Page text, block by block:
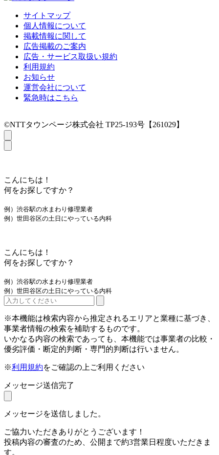
サイトマップ
個人情報について
掲載情報に関して
広告掲載のご案内
広告・サービス取扱い規約
利用規約
お知らせ
運営会社について
緊急時はこちら
©NTTタウンページ株式会社 TP25-193号【261029】
こんにちは！
何をお探しですか？
例）渋谷駅の水まわり修理業者
例）世田谷区の土日にやっている内科
こんにちは！
何をお探しですか？
例）渋谷駅の水まわり修理業者
例）世田谷区の土日にやっている内科
※本機能は検索内容から推定されるエリアと業種に基づき、
事業者情報の検索を補助するものです。
いかなる内容の検索であっても、本機能では事業者の比較・
優劣評価・断定的判断・専門的判断は行いません。
※利用規約をご確認の上ご利用ください
メッセージ送信完了
メッセージを送信しました。
ご協力いただきありがとうございます！
投稿内容の審査のため、公開まで約3営業日程度いただきま
す。